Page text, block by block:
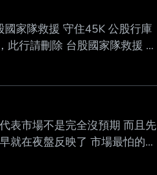
家隊救援 守住45K 公股行庫
行請刪除 台股國家隊救援 守
網址，連結不能點擊者板規
表市場不是完全沒預期 而且先
就在夜盤反映了 市場最怕的是
少見 除非遇到系統性金融危